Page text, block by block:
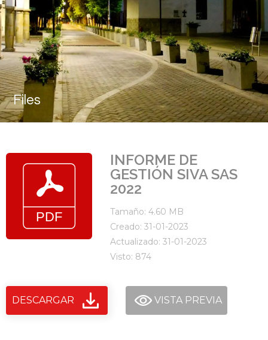
Files
INFORME DE
GESTIÓN SIVA SAS
2022
Tamaño: 4.60 MB
Creado: 31-01-2023
Actualizado: 31-01-2023
Visto: 874
DESCARGAR VISTA PREVIA